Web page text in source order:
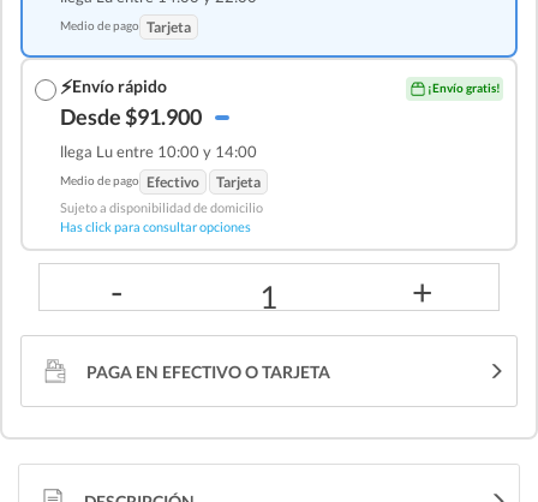
Medio de pago Tarjeta
⚡Envío rápido ¡Envío gratis!
Desde $91.900
llega Lu entre 10:00 y 14:00
Medio de pago Efectivo Tarjeta
Sujeto a disponibilidad de domicilio
Has click para consultar opciones
- 1 +
PAGA EN EFECTIVO O TARJETA